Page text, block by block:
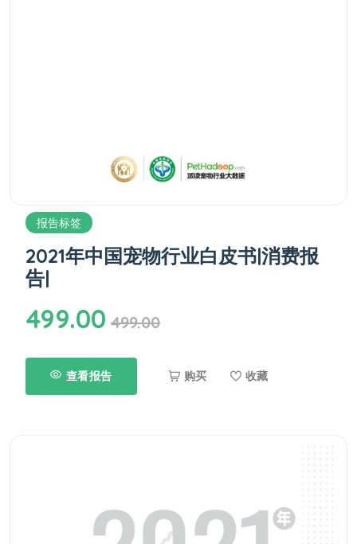
报告标签
2021年中国宠物行业白皮书|消费报
告|
499.00 499.00
查看报告 购买 收藏